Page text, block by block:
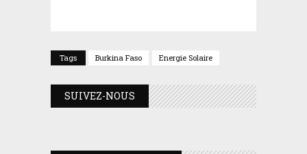
Tags Burkina Faso Energie Solaire
SUIVEZ-NOUS